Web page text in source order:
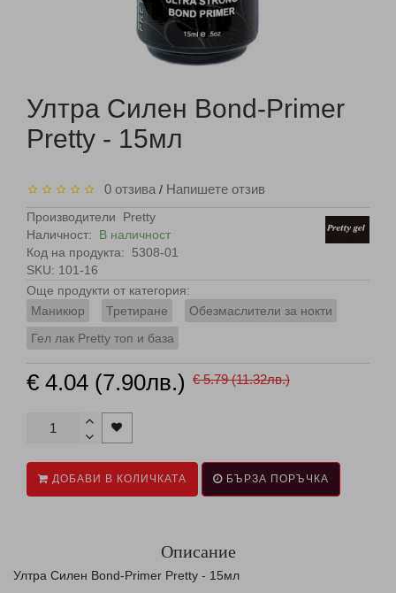
Ултра Силен Bond-Primer
Pretty - 15мл
0 отзива / Напишете отзив
Производители
Pretty
Наличност: В наличност
Код на продукта:
5308-01
SKU: 101-16
Още продукти от категория:
Маникюр
Третиране
Обезмаслители за нокти
Гел лак Pretty топ и база
€ 4.04 (7.90лв.) € 5.79 (11.32лв.)
ДОБАВИ В КОЛИЧКАТА БЪРЗА ПОРЪЧКА
Описание
Ултра Силен Bond-Primer Pretty - 15мл